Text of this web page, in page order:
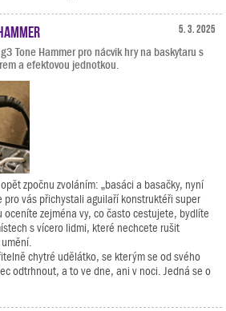
5. 3. 2025
Tone Hammer pro nácvik hry na baskytaru s
a efektovou jednotkou.
zpočnu zvoláním: „basáci a basačky, nyní
pro vás přichystali aguilaří konstruktéři super
zejména vy, co často cestujete, bydlíte
s vícero lidmi, které nechcete rušit
chytré udělátko, se kterým se od svého
odtrhnout, a to ve dne, ani v noci. Jedná se o